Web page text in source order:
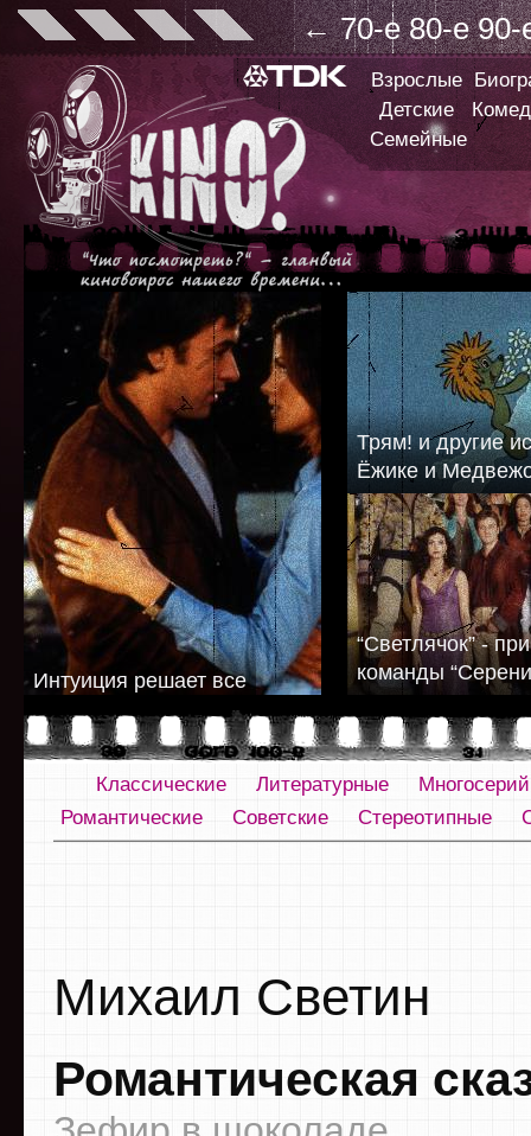
← 70-е 80-е 90-
Взрослые
Детские
Семейные
Интуиция решает все
Трям! и другие
Ёжике и
“Светлячок” -
команды
Классические Литературные
Романтические
Советские Стереотипные
Михаил Светин
Романтическая